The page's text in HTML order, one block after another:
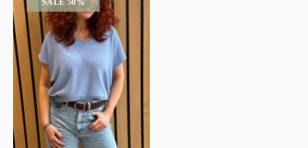
SALE 50%